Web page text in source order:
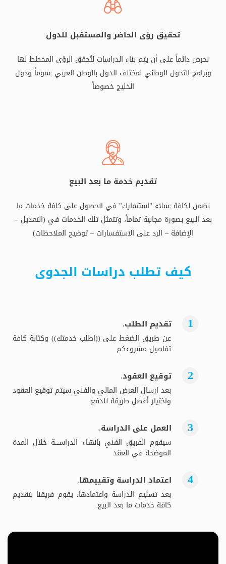
تحقيق رؤى الحاضر والمستقبل للدول
نحرص دائماً على أن يتم بناء الدراسات لتُحقق الرؤى المخطط لها
وبرامج التحول الوطني لمختلف الدول بالوطن العربي عموماً ودول
الخليج خصوصاً
تقديم خدمة ما بعد البيع
نضمن لكافة عملاء "استثمارك" في الحصول على كافة خدمات ما
بعد البيع بصورة مجانية تماماً، وتتمثل تلك الخدمات في (التعديل –
الإضافة – الرد على الاستفسارات – توضيح الملاحظات)
كيف تطلب دراسات الجدوى
تقديم الطلب.
عن طريق الضغط على ((اطلب خدمتك)) وكتابة كافة
تفاصيل مشروعكم
توقيع العقود.
بعد ارسال العرض المالي والفني سيتم توقيع العقود
واختيار أفضل طريقة للدفع.
العمل على الدراسة.
سيقوم الفريق الفني بانهـاء الدراســــة خلال المدة
الموضحة في العقد
اعتماد الدراسة وتقييمها.
بعد تسليم الدراسة واعتمادها، يقوم فريقنا بتقديم
كافة خدمات ما بعد البيع.